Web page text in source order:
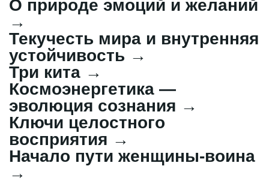
О природе эмоций и желаний
→
Текучесть мира и внутренняя
устойчивость →
Три кита →
Космоэнергетика —
эволюция сознания →
Ключи целостного
восприятия →
Начало пути женщины‑воина
→